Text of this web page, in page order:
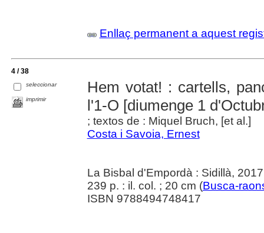
Enllaç permanent a aquest
4 / 38
seleccionar
imprimir
Hem votat! : cartells,
l'1-O [diumenge 1
; textos de : Miquel Bruch, [et al.]
Costa i Savoia, Ernest
La Bisbal d'Empordà : Sidillà, 2017
239 p. : il. col. ; 20 cm (Busca-
ISBN 9788494748417